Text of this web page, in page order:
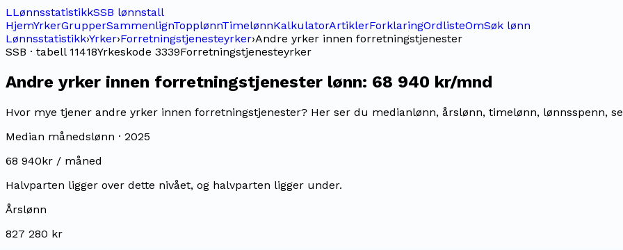
LLønnsstatistikkSSB lønnstall
HjemYrkerGrupperSammenlignTopplønnTimelønnKalkulatorArtiklerForklaringOrdlisteOmSøk lønn
Lønnsstatistikk›Yrker›Forretningstjenesteyrker›Andre yrker innen forretningstjenester
SSB · tabell 11418Yrkeskode 3339Forretningstjenesteyrker
Andre yrker innen forretningstjenester lønn: 68 940 kr/mnd
Hvor mye tjener andre yrker innen forretningstjenester? Her ser du medianlønn, årslønn, timelønn, lønnsspenn,
Median månedslønn · 2025
68 940kr / måned
Halvparten ligger over dette nivået, og halvparten ligger under.
Årslønn
827 280 kr